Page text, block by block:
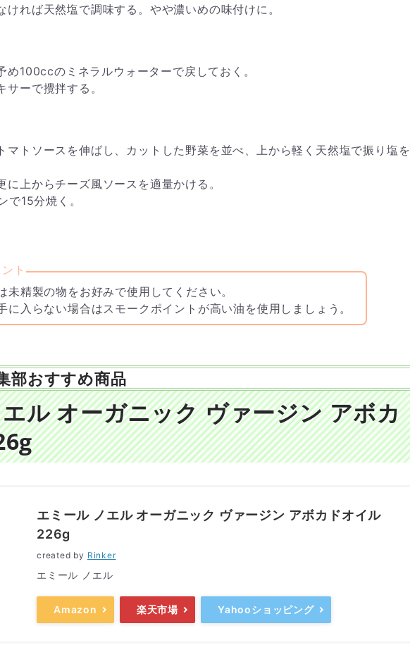
れば天然塩で調味する。やや濃いめの味付けに。
100ccのミネラルウォーターで戻しておく。
ーで攪拌する。
トソースを伸ばし、カットした野菜を並べ、上から軽く天然塩で振り塩を
上からチーズ風ソースを適量かける。
15分焼く。
未精製の物をお好みで使用してください。
に入らない場合はスモークポイントが高い油を使用しましょう。
部おすすめ商品
ル オーガニック ヴァージン アボカ
エミール ノエル オーガニック ヴァージン アボカドオイル
226g
created by Rinker
エミール ノエル
Amazon 楽天市場 Yahooショッピング